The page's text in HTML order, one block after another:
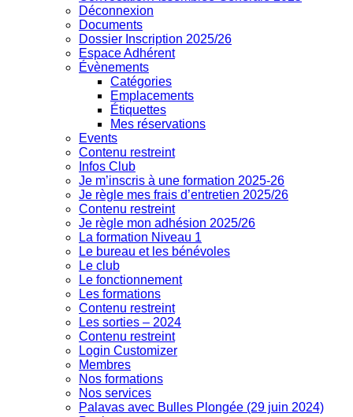
Déconnexion
Documents
Dossier Inscription 2025/26
Espace Adhérent
Évènements
Catégories
Emplacements
Étiquettes
Mes réservations
Events
Contenu restreint
Infos Club
Je m’inscris à une formation 2025-26
Je règle mes frais d’entretien 2025/26
Contenu restreint
Je règle mon adhésion 2025/26
La formation Niveau 1
Le bureau et les bénévoles
Le club
Le fonctionnement
Les formations
Contenu restreint
Les sorties – 2024
Contenu restreint
Login Customizer
Membres
Nos formations
Nos services
Palavas avec Bulles Plongée (29 juin 2024)